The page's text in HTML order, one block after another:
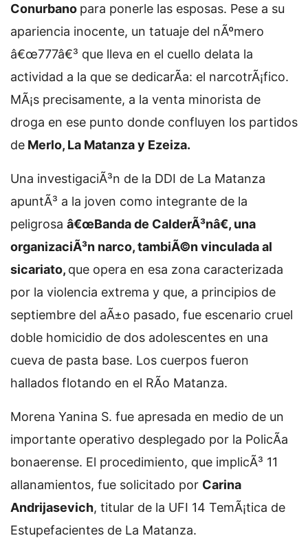
Conurbano para ponerle las esposas. Pese a su
apariencia inocente, un tatuaje del nÃºmero
â€œ777â€³ que lleva en el cuello delata la
actividad a la que se dedicarÃ­a: el narcotrÃ¡fico.
MÃ¡s precisamente, a la venta minorista de
droga en ese punto donde confluyen los partidos
de Merlo, La Matanza y Ezeiza.
Una investigaciÃ³n de la DDI de La Matanza
apuntÃ³ a la joven como integrante de la
peligrosa â€œBanda de CalderÃ³nâ€, una
organizaciÃ³n narco, tambiÃ©n vinculada al
sicariato, que opera en esa zona caracterizada
por la violencia extrema y que, a principios de
septiembre del aÃ±o pasado, fue escenario cruel
doble homicidio de dos adolescentes en una
cueva de pasta base. Los cuerpos fueron
hallados flotando en el RÃ­o Matanza.
Morena Yanina S. fue apresada en medio de un
importante operativo desplegado por la PolicÃ­a
bonaerense. El procedimiento, que implicÃ³ 11
allanamientos, fue solicitado por Carina
Andrijasevich, titular de la UFI 14 TemÃ¡tica de
Estupefacientes de La Matanza.